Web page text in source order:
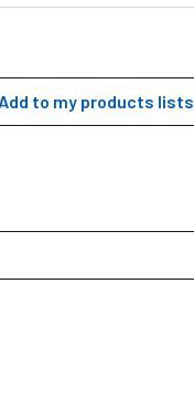
Add to my products lists